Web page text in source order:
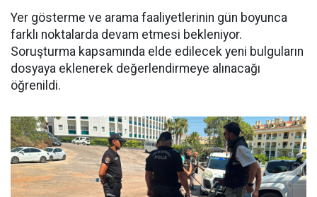
Yer gösterme ve arama faaliyetlerinin gün boyunca
farklı noktalarda devam etmesi bekleniyor.
Soruşturma kapsamında elde edilecek yeni bulguların
dosyaya eklenerek değerlendirmeye alınacağı
öğrenildi.